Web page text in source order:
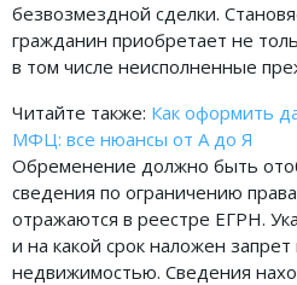
безвозмездной сделки.
гражданин приобретает не
в том числе неисполненные
Читайте также: Как оформить
МФЦ: все нюансы от А до Я
Обременение должно быть
сведения по ограничению
отражаются в реестре ЕГРН.
и на какой срок наложен
недвижимостью. Сведения